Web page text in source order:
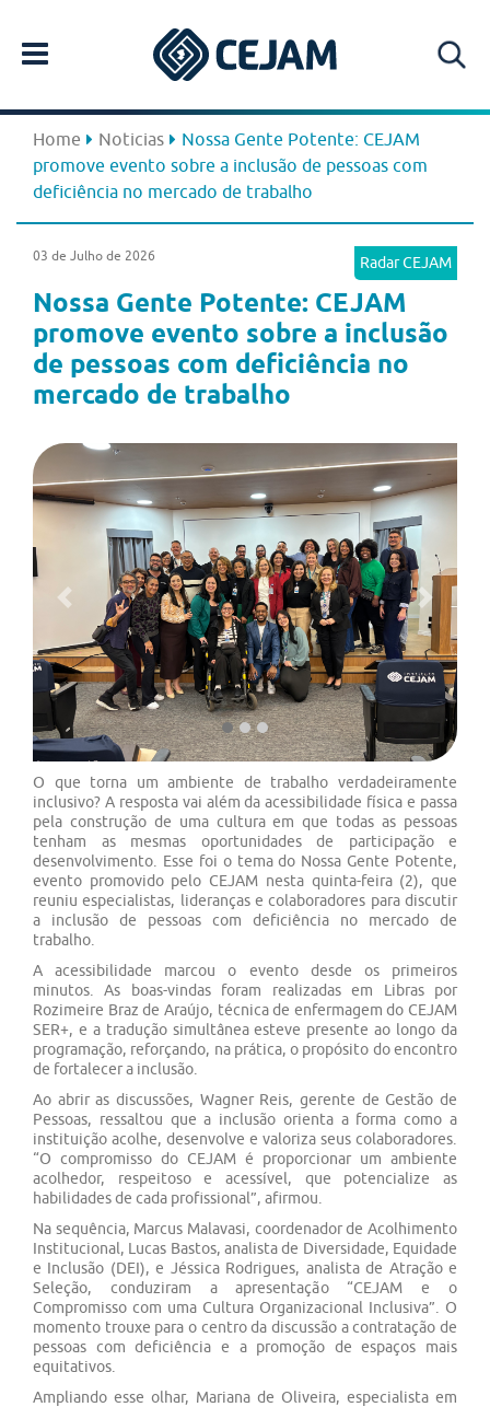
Home Noticias
Nossa Gente Potente: CEJAM
promove evento sobre a inclusão de pessoas com
deficiência no mercado de trabalho
Radar CEJAM
03 de Julho de 2026
Nossa Gente Potente: CEJAM
promove evento sobre a inclusão
de pessoas com deficiência no
mercado de trabalho
Previous Next
O que torna um ambiente de trabalho verdadeiramente
inclusivo? A resposta vai além da acessibilidade física e passa
pela construção de uma cultura em que todas as pessoas
tenham as mesmas oportunidades de participação e
desenvolvimento. Esse foi o tema do Nossa Gente Potente,
evento promovido pelo CEJAM nesta quinta-feira (2), que
reuniu especialistas, lideranças e colaboradores para discutir
a inclusão de pessoas com deficiência no mercado de
trabalho.
A acessibilidade marcou o evento desde os primeiros
minutos. As boas-vindas foram realizadas em Libras por
Rozimeire Braz de Araújo, técnica de enfermagem do CEJAM
SER+, e a tradução simultânea esteve presente ao longo da
programação, reforçando, na prática, o propósito do encontro
de fortalecer a inclusão.
Ao abrir as discussões, Wagner Reis, gerente de Gestão de
Pessoas, ressaltou que a inclusão orienta a forma como a
instituição acolhe, desenvolve e valoriza seus colaboradores.
“O compromisso do CEJAM é proporcionar um ambiente
acolhedor, respeitoso e acessível, que potencialize as
habilidades de cada profissional”, afirmou.
Na sequência, Marcus Malavasi, coordenador de Acolhimento
Institucional, Lucas Bastos, analista de Diversidade, Equidade
e Inclusão (DEI), e Jéssica Rodrigues, analista de Atração e
Seleção, conduziram a apresentação “CEJAM e o
Compromisso com uma Cultura Organizacional Inclusiva”. O
momento trouxe para o centro da discussão a contratação de
pessoas com deficiência e a promoção de espaços mais
equitativos.
Ampliando esse olhar, Mariana de Oliveira, especialista em